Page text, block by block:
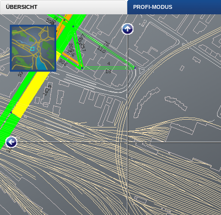
ÜBERSICHT PROFI-MODUS